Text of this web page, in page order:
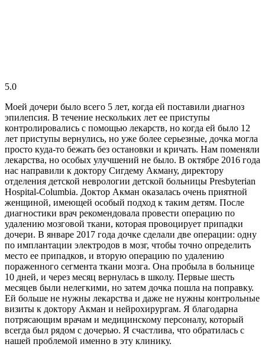
5.0
Моей дочери было всего 5 лет, когда ей поставили диагноз
эпилепсия. В течение нескольких лет ее приступы
контролировались с помощью лекарств, но когда ей было 12
лет приступы вернулись, но уже более серьезные, дочка могла
просто куда-то бежать без остановки и кричать. Нам поменяли
лекарства, но особых улучшений не было. В октябре 2016 года
нас направили к доктору Сигдему Акману, директору
отделения детской неврологии детской больницы Presbyterian
Hospital-Columbia. Доктор Акман оказалась очень приятной
женщиной, имеющей особый подход к таким детям. После
диагностики врач рекомендовала провести операцию по
удалению мозговой ткани, которая провоцирует припадки
дочери. В январе 2017 года дочке сделали две операции: одну
по имплантации электродов в мозг, чтобы точно определить
место ее припадков, и вторую операцию по удалению
пораженного сегмента ткани мозга. Она пробыла в больнице
10 дней, и через месяц вернулась в школу. Первые шесть
месяцев были нелегкими, но затем дочка пошла на поправку.
Ей больше не нужны лекарства и даже не нужны контрольные
визиты к доктору Акман и нейрохирургам. Я благодарна
потрясающим врачам и медицинскому персоналу, который
всегда был рядом с дочерью. Я счастлива, что обратилась с
нашей проблемой именно в эту клинику.